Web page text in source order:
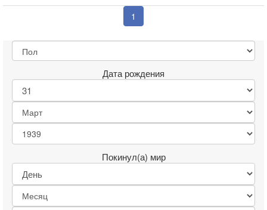
1
Дата рождения
Покинул(а) мир